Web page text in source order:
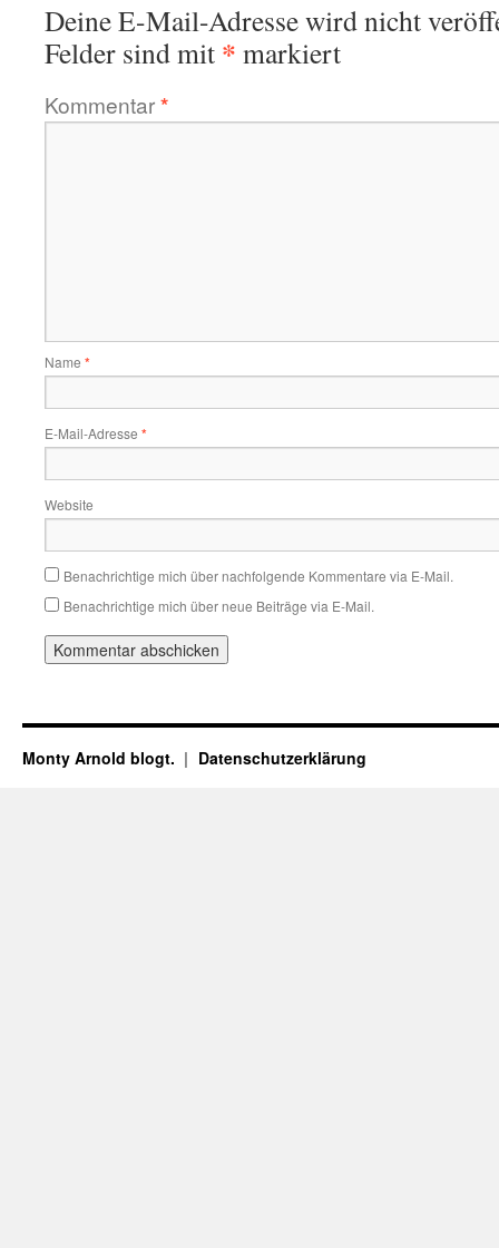
Deine E-Mail-Adresse wird nicht
Felder sind mit * markiert
Kommentar*
Name *
E-Mail-Adresse *
Website
Benachrichtige mich über nachfolgende Kommentare via E-Mail.
Benachrichtige mich über neue Beiträge via E-Mail.
Monty Arnold blogt. Datenschutz­erklärung